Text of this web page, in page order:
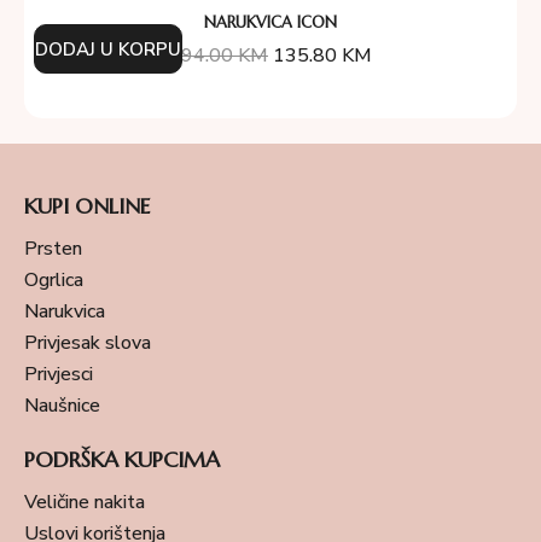
NARUKVICA ICON
194.00KM 135.80 KM
DODAJ U KORPU
KUPI ONLINE
Prsten
Ogrlica
Narukvica
Privjesak slova
Privjesci
Naušnice
PODRŠKA KUPCIMA
Veličine nakita
Uslovi korištenja